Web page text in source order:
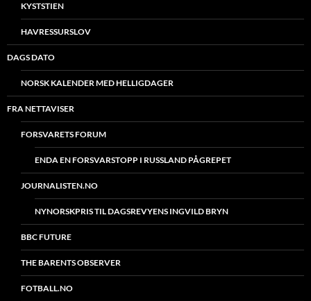
KYSTSTIEN
HAVRESSURSLOV
DAGS DATO
NORSK KALENDER MED HELLIGDAGER
FRA NETTAVISER
FORSVARETS FORUM
ENDA EN FORSVARSTOPP I RUSSLAND PÅGREPET
JOURNALISTEN.NO
NYNORSKPRIS TIL DAGSREVYENS INGVILD BRYN
BBC FUTURE
THE BARENTS OBSERVER
FOTBALL.NO